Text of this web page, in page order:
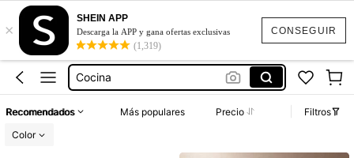
CONSEGUIR
×
SHEIN APP
Descarga la APP y gana ofertas exclusivas
(1,319)
Cuchara Para Servir Helado
Cuchara Para Helado
Cocina
Cuchara Para Nieve
Cuchara Para Helado
Recomendados Más populares Precio
Filtros
Color